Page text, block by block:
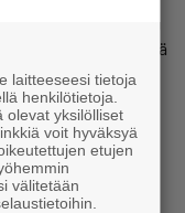
puheen ja kääntää
Kääntäjää
tai
laitteeseesi tietoja
henkilötietoja.
olevat yksilölliset
voit hyväksyä
etujen
välitetään